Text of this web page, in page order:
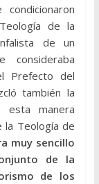
de la
de un
consideraba
Prefecto del
también la
esta manera
la Teología de
muy sencillo
de la
de los